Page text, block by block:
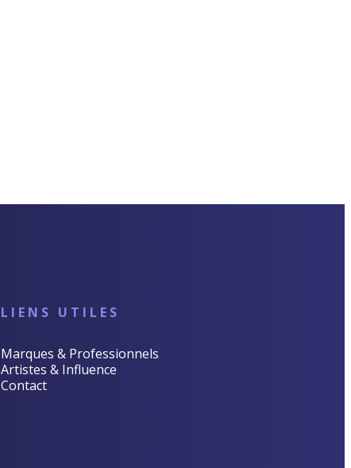
LIENS UTILES
Marques & Professionnels
Artistes & Influence
Contact